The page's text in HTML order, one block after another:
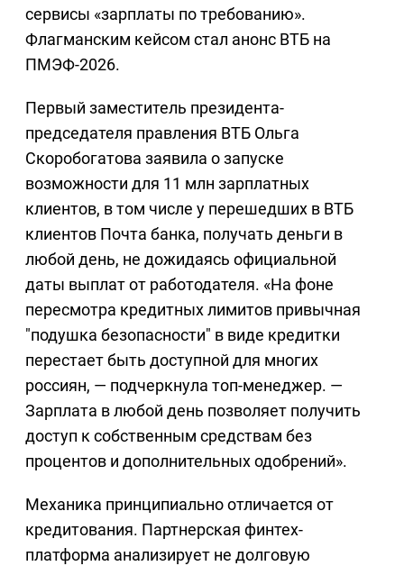
сервисы «зарплаты по требованию».
Флагманским кейсом стал анонс ВТБ на
ПМЭФ-2026.
Первый заместитель президента-
председателя правления ВТБ Ольга
Скоробогатова заявила о запуске
возможности для 11 млн зарплатных
клиентов, в том числе у перешедших в ВТБ
клиентов Почта банка, получать деньги в
любой день, не дожидаясь официальной
даты выплат от работодателя. «На фоне
пересмотра кредитных лимитов привычная
"подушка безопасности" в виде кредитки
перестает быть доступной для многих
россиян, — подчеркнула топ-менеджер. —
Зарплата в любой день позволяет получить
доступ к собственным средствам без
процентов и дополнительных одобрений».
Механика принципиально отличается от
кредитования. Партнерская финтех-
платформа анализирует не долговую